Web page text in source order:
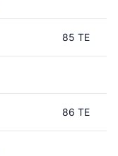
85 TE
86 TE